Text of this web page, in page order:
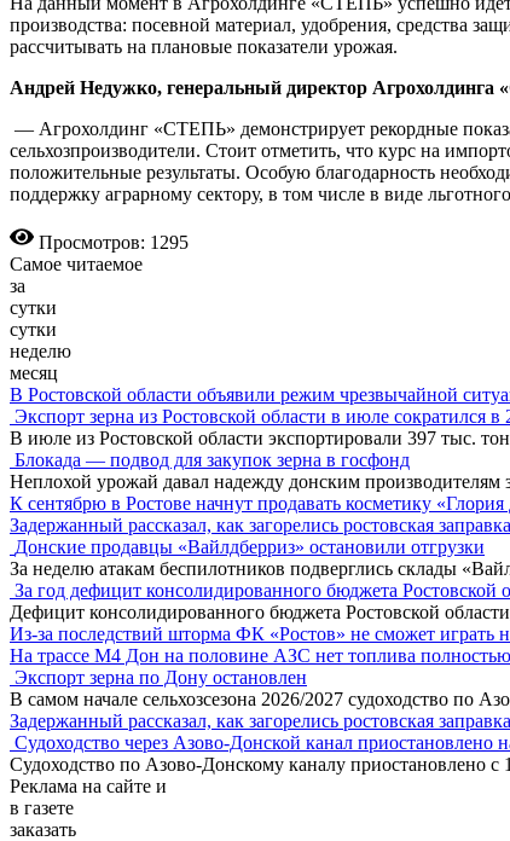
производства: посевной материал, удобрения, средства
рассчитывать на плановые показатели урожая.
Андрей Недужко, генеральный директор
— Агрохолдинг «СТЕПЬ» демонстрирует рекордные
сельхозпроизводители. Стоит отметить, что курс на
положительные результаты. Особую благодарность
поддержку аграрному сектору, в том числе в виде
Просмотров: 1295
Самое читаемое
за
сутки
сутки
неделю
месяц
В Ростовской области объявили режим чрезвычайной
Экспорт зерна из Ростовской области в июле сократился в
В июле из Ростовской области экспортировали 397 тыс.
Блокада — подвод для закупок зерна в госфонд
Неплохой урожай давал надежду донским производителям
К сентябрю в Ростове начнут продавать косметику
Задержанный рассказал, как загорелись ростовская
Донские продавцы «Вайлдберриз» остановили отгрузки
За неделю атакам беспилотников подверглись склады
За год дефицит консолидированного бюджета Ростовской
Дефицит консолидированного бюджета Ростовской
Из-за последствий шторма ФК «Ростов» не сможет играть
На трассе М4 Дон на половине АЗС нет топлива
Экспорт зерна по Дону остановлен
В самом начале сельхозсезона 2026/2027 судоходство по
Задержанный рассказал, как загорелись ростовская
Судоходство через Азово-Донской канал приостановлено
Судоходство по Азово-Донскому каналу приостановлено с
Реклама на сайте и
в газете
заказать